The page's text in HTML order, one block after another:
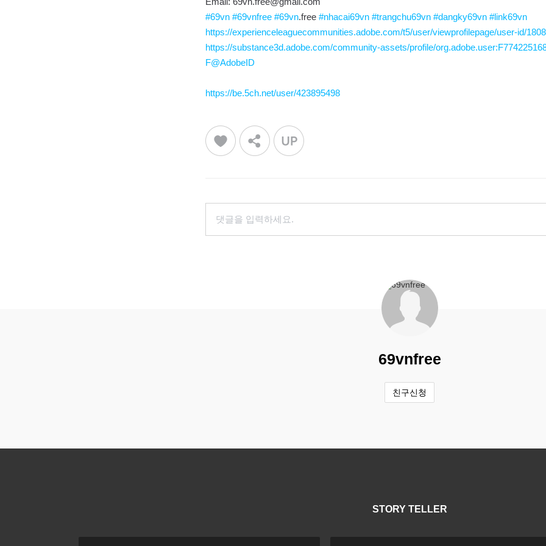
#69vn #69vnfree #69vn.free #nhacai69vn #trangchu69vn #dangky69vn #link69vn
https://experienceleaguecommunities.adobe.com/t5/user/viewprofilepage/user-id/
https://substance3d.adobe.com/community-assets/profile/
F@AdobeID
https://be.5ch.net/user/423895498
댓글을 입력하세요.
69vnfree
친구신청
STORY TELLER